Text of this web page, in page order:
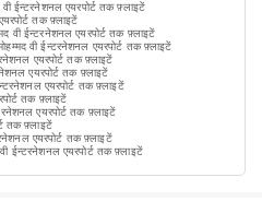
वी ईन्टरनेशनल एयरपोर्ट तक फ़्लाइटें
तक फ़्लाइटें
वी ईन्टरनेशनल एयरपोर्ट तक फ़्लाइटें
वी ईन्टरनेशनल एयरपोर्ट तक फ़्लाइटें
एयरपोर्ट तक फ़्लाइटें
एयरपोर्ट तक फ़्लाइटें
ईन्टरनेशनल एयरपोर्ट तक फ़्लाइटें
तक फ़्लाइटें
एयरपोर्ट तक फ़्लाइटें
तक फ़्लाइटें
एयरपोर्ट तक फ़्लाइटें
ईन्टरनेशनल एयरपोर्ट तक फ़्लाइटें